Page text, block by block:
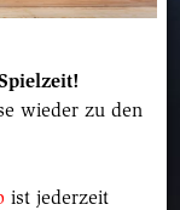
wieder zu den
ist jederzeit